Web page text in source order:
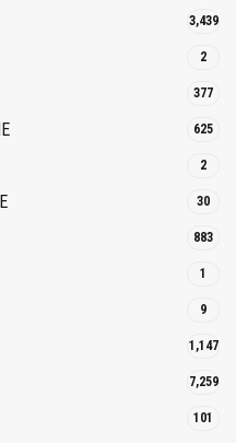
3,439
2
377
625
2
30
883
1
9
1,147
7,259
101